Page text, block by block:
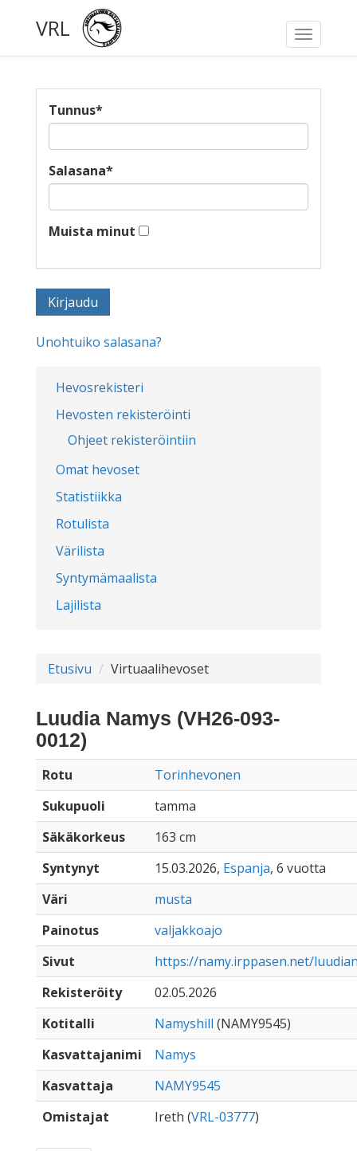
Toggle
VRL
Hevosrekisteri
Hevosten rekisteröinti
Ohjeet rekisteröintiin
Omat hevoset
Statistiikka
Rotulista
Värilista
Syntymämaalista
Lajilista
Tunnus*
Salasana*
Muista minut
Unohtuiko salasana?
Etusivu Virtuaalihevoset
Luudia Namys (VH26-093-
0012)
Rotu
Torinhevonen
Sukupuoli
tamma
Säkäkorkeus
163 cm
Syntynyt
15.03.2026, Espanja, 6 vuotta
Väri
musta
Painotus
valjakkoajo
Sivut
https://namy.irppasen.net/
Rekisteröity
02.05.2026
Kotitalli
Namyshill (NAMY9545)
Kasvattajanimi
Namys
Kasvattaja
NAMY9545
Omistajat
Ireth (VRL-03777)